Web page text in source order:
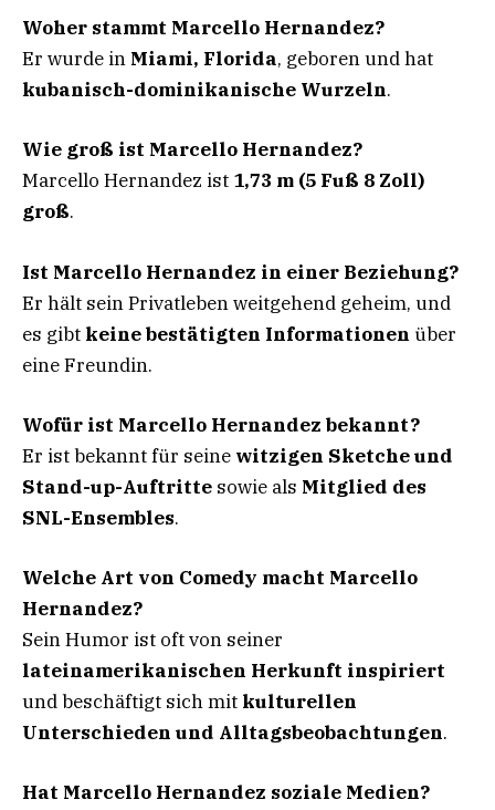
Woher stammt Marcello Hernandez?
Er wurde in Miami, Florida, geboren und hat
kubanisch-dominikanische Wurzeln.
Wie groß ist Marcello Hernandez?
Marcello Hernandez ist 1,73 m (5 Fuß 8 Zoll)
groß.
Ist Marcello Hernandez in einer Beziehung?
Er hält sein Privatleben weitgehend geheim, und
es gibt keine bestätigten Informationen über
eine Freundin.
Wofür ist Marcello Hernandez bekannt?
Er ist bekannt für seine witzigen Sketche und
Stand-up-Auftritte sowie als Mitglied des
SNL-Ensembles.
Welche Art von Comedy macht Marcello
Hernandez?
Sein Humor ist oft von seiner
lateinamerikanischen Herkunft inspiriert
und beschäftigt sich mit kulturellen
Unterschieden und Alltagsbeobachtungen.
Hat Marcello Hernandez soziale Medien?